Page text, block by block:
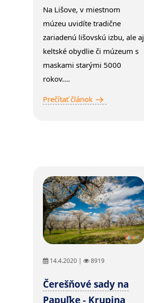
Na Lišove, v miestnom
múzeu uvidíte tradične
zariadenú lišovskú izbu, ale aj
keltské obydlie či múzeum s
maskami starými 5000
rokov....
Prečítať článok
14.4.2020 | 8919
Čerešňové sady na
Papuľke - Krupina